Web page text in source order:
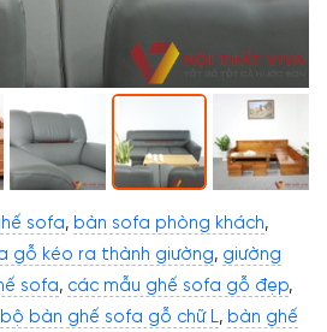
sofa, bàn sofa phòng khách,
gỗ kéo ra thành giường, giường
sofa, các mẫu ghế sofa gỗ đẹp,
bộ bàn ghế sofa gỗ chữ L, bàn ghế